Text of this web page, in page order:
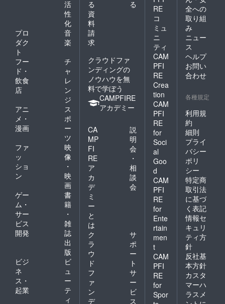
活
性
化
プロ
ダク
ト
音
楽
フー
ド・
飲食
店
チ
ャ
レ
ン
ジ
アニ
メ・
漫画
ス
ポ
ー
ツ
ファ
ッ
ショ
ン
映
像
・
映
画
ゲー
ム・
サー
ビス
開発
書
籍
・
雑
誌
出
版
ビジ
ネ
ス・
起業
ビ
ュ
ー
テ
ィ
る
る
資
料
請
求
クラウドファ
ンディングの
ノウハウを無
料で学ぼう
CAMPFIRE
アカデミー
CA
MP
FI
RE
ア
カ
デ
ミ
ー
と
は
説
明
会
・
相
談
会
ク
ラ
ウ
ド
フ
ァ
ン
デ
サ
ポ
ー
ト
サ
ー
ビ
ス
RE
コ
ミュ
ニ
ティ
CAM
PFI
RE
Crea
tion
CAM
PFI
RE
for
Soci
al
Goo
d
CAM
PFI
RE
for
Ente
rtain
men
t
CAM
PFI
RE
for
Spor
全への
取り組
み
ニュー
ス
ヘルプ
お問い
合わせ
各種規定
利用規
約
細則
プライ
バシー
ポリ
シー
特定商
取引法
に基づ
く表記
情報セ
キュリ
ティ方
針
反社基
本方針
カスタ
マーハ
ラスメ